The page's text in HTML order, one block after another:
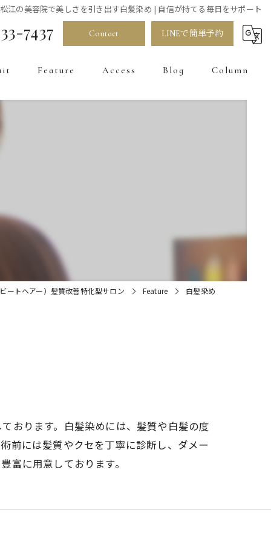
松江の美容院で美しさを引き出す白髪染め | 自信が持てる毎日をサポート
7437 Contact LINEで簡単予約
Feature Access Blog Column
ートヘアー）髪質改善特化型サロン Feature 白髪染め
おります。白髪染めには、髪質や白髪の度
前には髪質やクセを丁寧に診断し、ダメー
富に用意しております。